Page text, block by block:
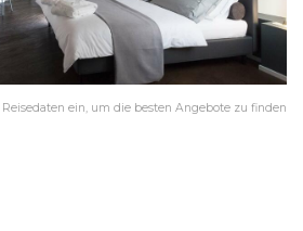
ein, um die besten Angebote zu finden